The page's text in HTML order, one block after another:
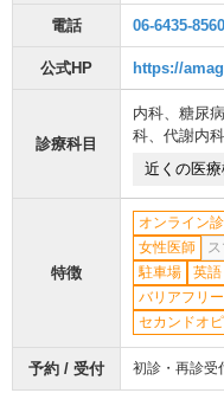
電話 06-6435-8560
公式HP https://
診療科目
内科、 糖尿
科、 代謝内科
近くの医
特徴
オンライン
女性医師
駐車場
英語
バリアフリー
セカンドオ
予約 / 受付 初診・再診受